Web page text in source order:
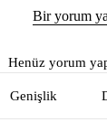
Bir yorum
Henüz yorum
Genişlik